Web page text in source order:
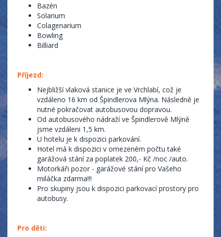
Bazén
Solarium
Colagenarium
Bowling
Billiard
Příjezd:
Nejbližší vlaková stanice je ve Vrchlabí, což je
vzdáleno 16 km od Špindlerova Mlýna. Následně je
nutné pokračovat autobusovou dopravou.
Od autobusového nádraží ve Špindlerově Mlýně
jsme vzdáleni 1,5 km.
U hotelu je k dispozici parkování.
Hotel má k dispozici v omezeném počtu také
garážová stání za poplatek 200,- Kč /noc /auto.
Motorkáři pozor - garážové stání pro Vašeho
miláčka zdarma!!!
Pro skupiny jsou k dispozici parkovací prostory pro
autobusy.
Pro děti: